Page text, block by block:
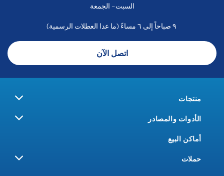
السبت– الجمعة
اتصل الآن
منتجات
الأدوات والمصادر
أماكن البيع
حملات